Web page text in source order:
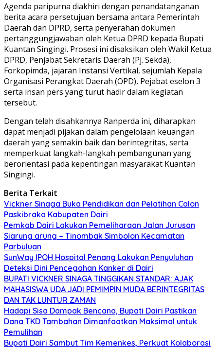
Agenda paripurna diakhiri dengan penandatanganan
berita acara persetujuan bersama antara Pemerintah
Daerah dan DPRD, serta penyerahan dokumen
pertanggungjawaban oleh Ketua DPRD kepada Bupati
Kuantan Singingi. Prosesi ini disaksikan oleh Wakil Ketua
DPRD, Penjabat Sekretaris Daerah (Pj. Sekda),
Forkopimda, jajaran Instansi Vertikal, sejumlah Kepala
Organisasi Perangkat Daerah (OPD), Pejabat eselon 3
serta insan pers yang turut hadir dalam kegiatan
tersebut.
Dengan telah disahkannya Ranperda ini, diharapkan
dapat menjadi pijakan dalam pengelolaan keuangan
daerah yang semakin baik dan berintegritas, serta
memperkuat langkah-langkah pembangunan yang
berorientasi pada kepentingan masyarakat Kuantan
Singingi.
Berita Terkait
Vickner Sinaga Buka Pendidikan dan Pelatihan Calon
Paskibraka Kabupaten Dairi
Pemkab Dairi Lakukan Pemeliharaan Jalan Jurusan
Siarung arung – Tinombak Simbolon Kecamatan
Parbuluan
SunWay IPOH Hospital Penang Lakukan Penyuluhan
Deteksi Dini Pencegahan Kanker di Dairi
BUPATI VICKNER SINAGA TINGGIKAN STANDAR: AJAK
MAHASISWA UDA JADI PEMIMPIN MUDA BERINTEGRITAS
DAN TAK LUNTUR ZAMAN
Hadapi Sisa Dampak Bencana, Bupati Dairi Pastikan
Dana TKD Tambahan Dimanfaatkan Maksimal untuk
Pemulihan
Bupati Dairi Sambut Tim Kemenkes, Perkuat Kolaborasi